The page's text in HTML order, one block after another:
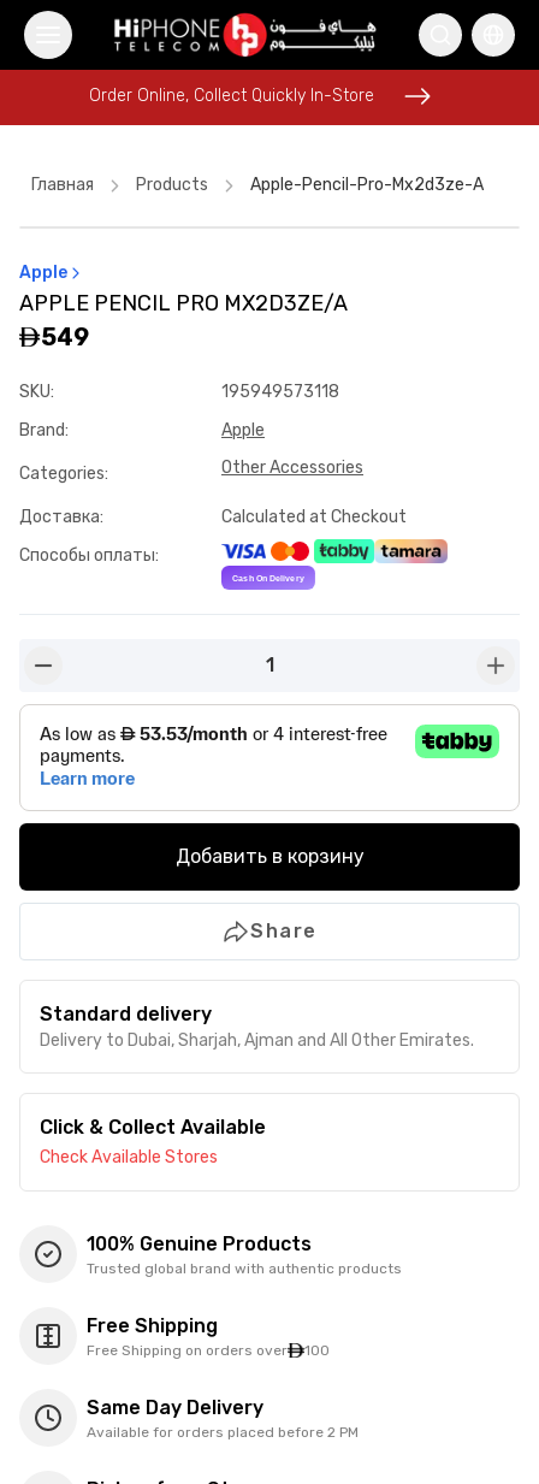
Tempered Glass
Order Online, Collect Quickly In-Store
iPhone Case
Order Online, Collect Quickly In-Store
Главная Products Apple-Pencil-Pro-Mx2d3ze-A
Apple
APPLE PENCIL PRO MX2D3ZE/A
549
SKU:
195949573118
Brand: Apple
Categories: Other Accessories
Доставка:
Calculated at Checkout
Способы оплаты:
1
Добавить в корзину
Share
Standard delivery
Delivery to Dubai, Sharjah, Ajman and All Other Emirates.
Click & Collect Available
Check Available Stores
100% Genuine Products
Trusted global brand with authentic products
Free Shipping
Free Shipping on orders over 100
Same Day Delivery
Available for orders placed before 2 PM